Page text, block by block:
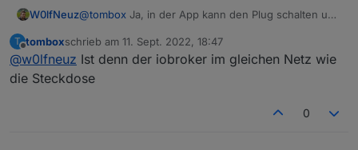
W0lfNeuz@tombox Ja, in der App kann den Plug schalten und
Unter der IP kommt Meldung
T
Offline
tomboxschrieb am 11. Sept. 2022, 18:47
zuletzt editiert von
@w0lfneuz Ist denn der iobroker im gleichen Netz wie
die Steckdose
0